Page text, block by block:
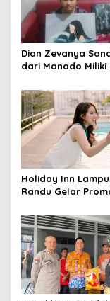
a
t
i
o
n
Dian Zevanya
dari Manado Miliki
Terkendala Biaya
Kuliah
Holiday Inn
Randu Gelar
Liburan June Joy
Keluarga